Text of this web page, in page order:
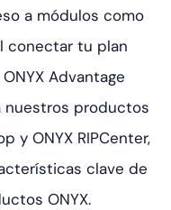
a módulos como
conectar tu plan
ONYX Advantage
nuestros productos
y ONYX RIPCenter,
clave de
ONYX.